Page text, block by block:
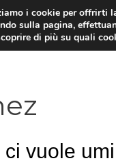
ci vuole
i cookie per offrirti
sulla pagina,
di più su quali